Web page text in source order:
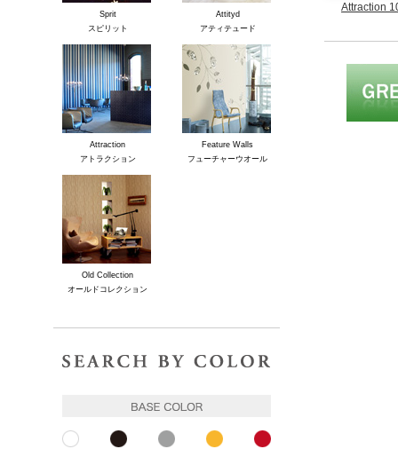
Attraction
Sprit
スピリット
Attityd
アティテュード
Attraction
アトラクション
Feature Walls
フューチャーウオール
Old Collection
オールドコレクション
ホワイト ブラック グレー イエロー